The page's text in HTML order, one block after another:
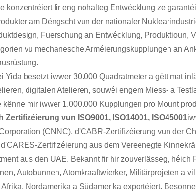
konzentréiert fir eng nohalteg Entwécklung ze
am Déngscht vun der nationaler
Fuerschung an Entwécklung, Produktioun,
vu mechanesche Arméierungskupplungen an
Yida besetzt iwwer 30.000 Quadratmeter a gëtt mat
digitalen Atelieren, souwéi engem Miess- a
kënne mir iwwer 1.000.000 Kupplungen pro Mount
Zertifizéierung vun ISO9001, ISO14001, ISO45001
(CNNC), d'CABR-Zertifizéierung vun der
Zertifizéierung aus dem Vereenegte
aus den UAE. Bekannt fir hir zouverlässeg,
Autobunnen, Atomkraaftwierker, Militärprojeten a
Nordamerika a Südamerika exportéiert.